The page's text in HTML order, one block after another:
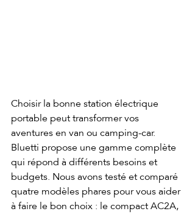
Choisir la bonne station électrique
portable peut transformer vos
aventures en van ou camping-car.
Bluetti propose une gamme complète
qui répond à différents besoins et
budgets. Nous avons testé et comparé
quatre modèles phares pour vous aider
à faire le bon choix : le compact AC2A,